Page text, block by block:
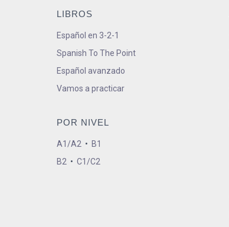
LIBROS
Español en 3-2-1
Spanish To The Point
Español avanzado
Vamos a practicar
POR NIVEL
A1/A2 • B1
B2 • C1/C2